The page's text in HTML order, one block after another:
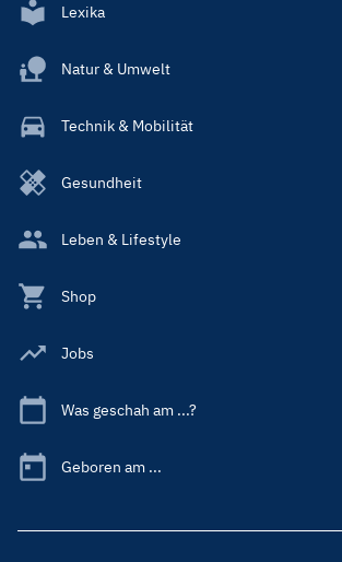
Lexika
Natur & Umwelt
Technik & Mobilität
Gesundheit
Leben & Lifestyle
Shop
Jobs
Was geschah am ...?
Geboren am ...